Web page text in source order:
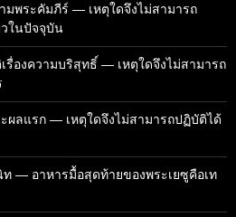
มพระคัมภีร์ — เหตุใดจึงไม่สามารถ
ในปัจจุบัน
องความบริสุทธิ์ — เหตุใดจึงไม่สามารถ
ผลแรก — เหตุใดจึงไม่สามารถปฏิบัติได้
— อาหารมื้อสุดท้ายของพระเยซูคือเท